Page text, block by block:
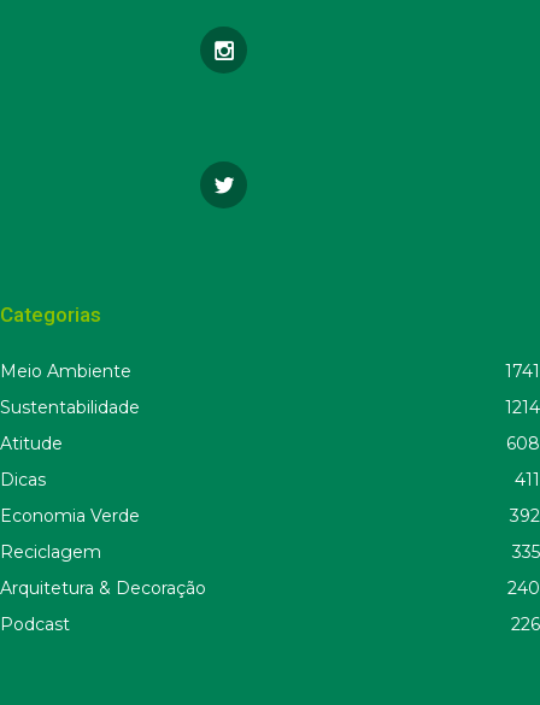
Categorias
Meio Ambiente
1741
Sustentabilidade
1214
Atitude
608
Dicas
411
Economia Verde
392
Reciclagem
335
Arquitetura & Decoração
240
Podcast
226